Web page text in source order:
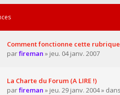
Comment fonctionne cette
parfireman » jeu. 04 janv. 2007
La Charte du Forum (A LIRE !)
parfireman » jeu. 29 janv. 2004 » dans